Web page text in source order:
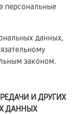
персональные
данных,
законом.
И ДРУГИХ
ДАННЫХ